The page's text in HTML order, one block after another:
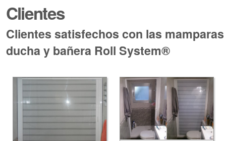
Clientes
Clientes satisfechos con las
ducha y bañera Roll System®